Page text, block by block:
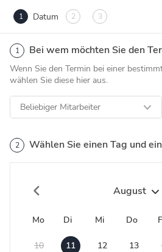
1 Datum 2 3
1 Bei wem möchten Sie den
Wenn Sie den Termin bei einer
wählen Sie diese hier aus.
Beliebiger Mitarbeiter
2 Wählen Sie einen Tag und
August
Mo Di Mi Do
10 11 12 13